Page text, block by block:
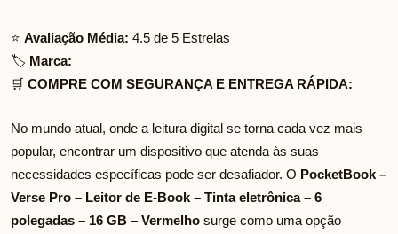
⭐ Avaliação Média: 4.5 de 5 Estrelas
🏷️ Marca:
🛒 COMPRE COM SEGURANÇA E ENTREGA RÁPIDA:
No mundo atual, onde a leitura digital se torna cada vez mais
popular, encontrar um dispositivo que atenda às suas
necessidades específicas pode ser desafiador. O PocketBook –
Verse Pro – Leitor de E-Book – Tinta eletrônica – 6
polegadas – 16 GB – Vermelho surge como uma opção